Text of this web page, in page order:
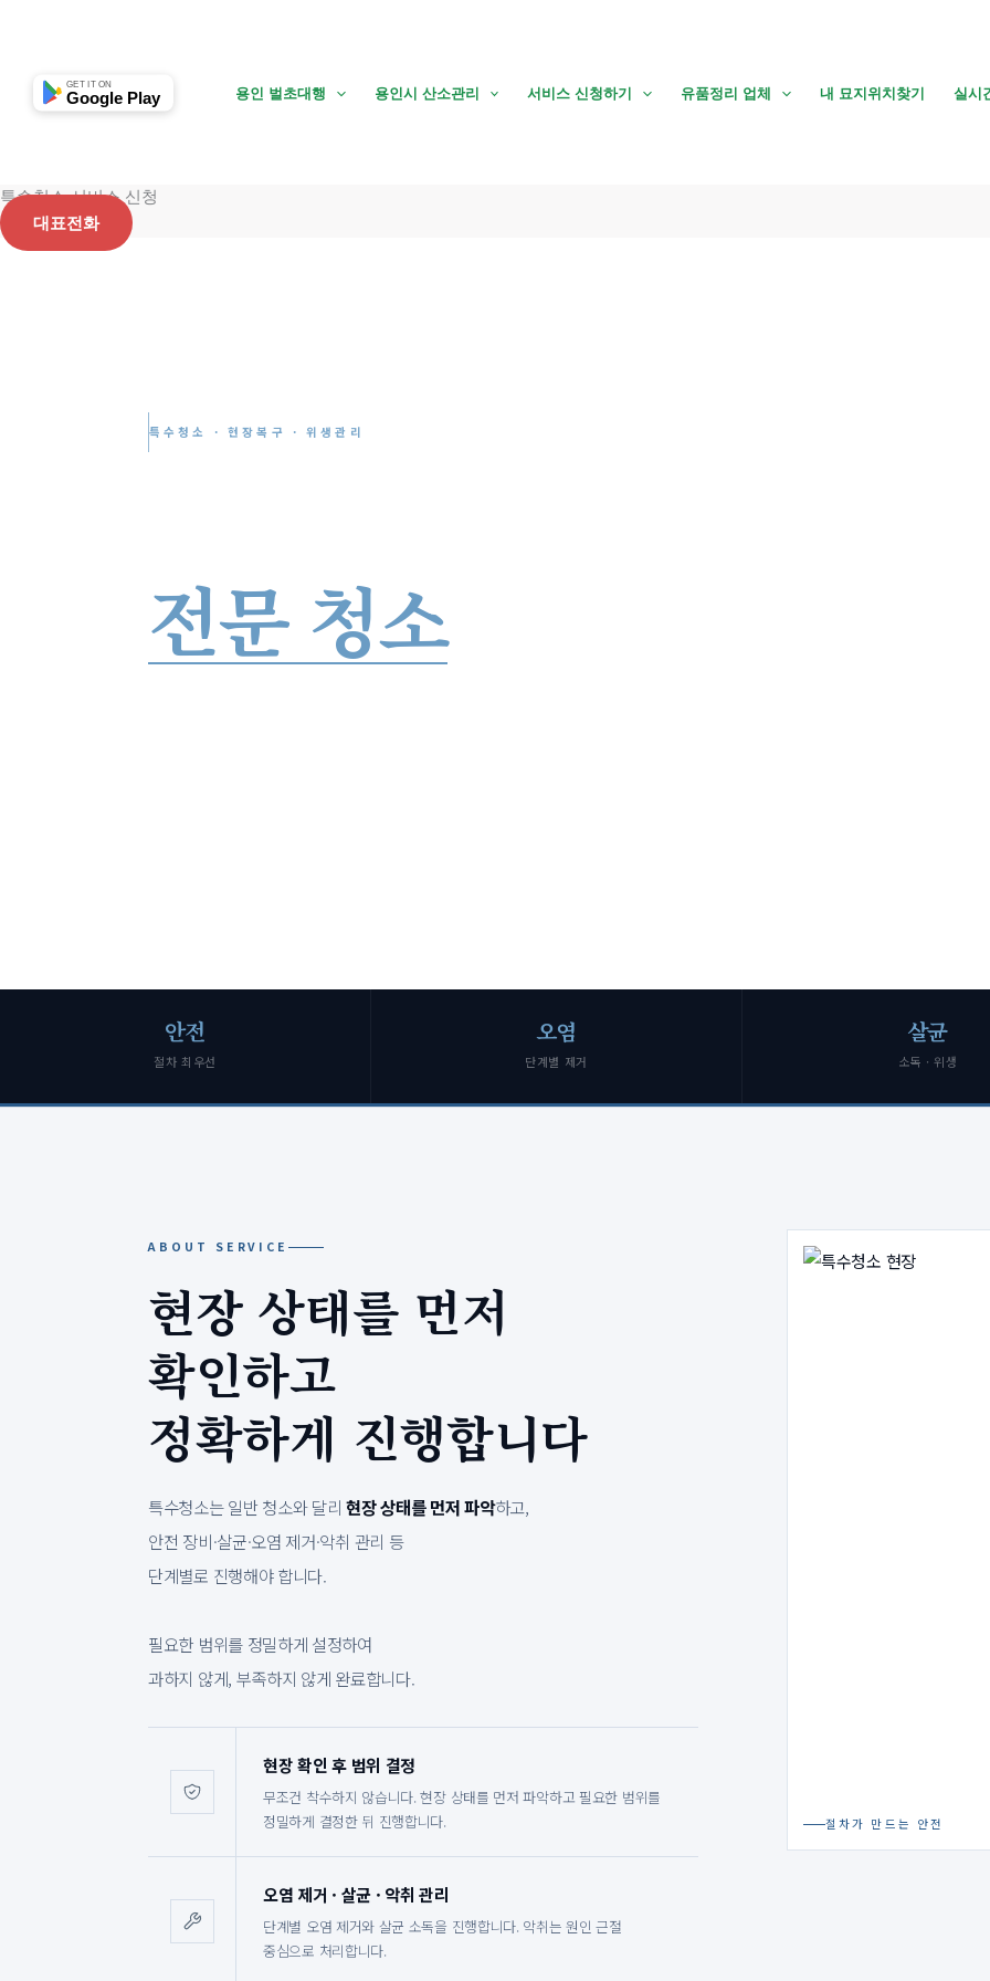
뛰
기
용인 벌초대행 용인시 산소관리 서비스 신청하기 유품정리 업체 내 묘지위치찾기 실시
GET IT ON
Google Play
특수청소 서비스 신청
대표전화
특수청소 · 현장복구 · 위생관리
전문 청소서비스
안전
절차 최우선
오염
단계별 제거
살균
소독 · 위생
ABOUT SERVICE
현장 상태를 먼저
확인하고
정확하게 진행합니다
특수청소는 일반 청소와 달리현장 상태를 먼저 파악하고,
안전 장비·살균·오염 제거·악취 관리 등
단계별로 진행해야 합니다.
필요한 범위를 정밀하게 설정하여
과하지 않게, 부족하지 않게 완료합니다.
현장 확인 후 범위 결정
무조건 착수하지 않습니다. 현장 상태를 먼저 파악하고 필요한 범위를
정밀하게 결정한 뒤 진행합니다.
오염 제거 · 살균 · 악취 관리
단계별 오염 제거와 살균 소독을 진행합니다. 악취는 원인 근절
중심으로 처리합니다.
절차가 만드는 안전